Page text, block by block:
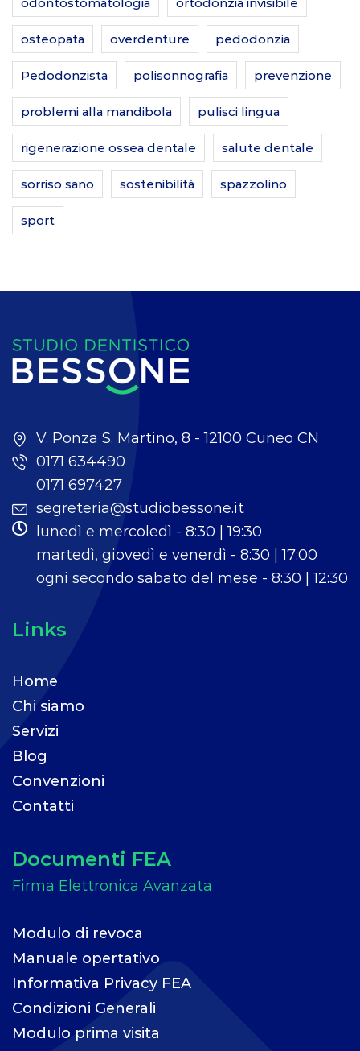
odontostomatologia ortodonzia invisibile
osteopata overdenture pedodonzia
Pedodonzista polisonnografia prevenzione
problemi alla mandibola pulisci lingua
rigenerazione ossea dentale salute dentale
sorriso sano sostenibilità spazzolino
sport
V. Ponza S. Martino, 8 - 12100 Cuneo CN
0171 634490
0171 697427
segreteria@studiobessone.it
lunedì e mercoledì - 8:30 | 19:30
martedì, giovedì e venerdì - 8:30 | 17:00
ogni secondo sabato del mese - 8:30 | 12:30
Links
Home
Chi siamo
Servizi
Blog
Convenzioni
Contatti
Documenti FEA
Modulo di revoca
Manuale opertativo
Informativa Privacy FEA
Condizioni Generali
Modulo prima visita